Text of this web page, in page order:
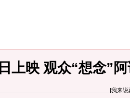
上映 观众“想念”
[我来说